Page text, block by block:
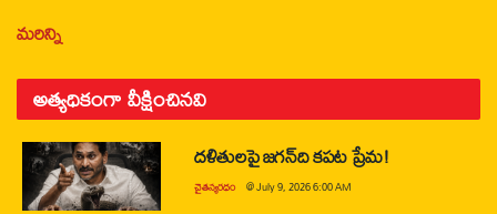
మరిన్ని
అత్యధికంగా వీక్షించినవి
దళితులపై జగన్‌ది కపట ప్రేమ!
చైతన్యరధం @July 9, 2026 6:00 AM